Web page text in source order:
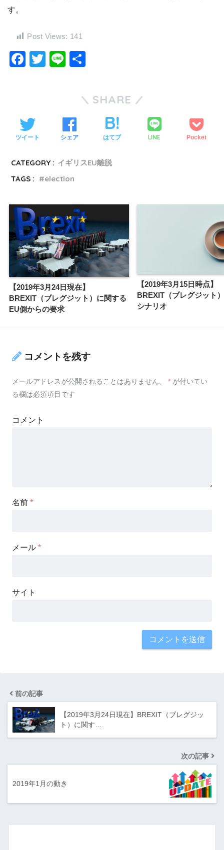
す。
Post Views: 141
F
b
o
k
T
Li
SHARE
ツイート シェア はてブ LINE Pocket
CATEGORY : イギリスEU離脱
TAGS :
election
【2019年3月24日現在】
BREXIT（ブレグジット）に関する
EU側からの要求
【2019年3月15日時点】
BREXIT（ブレグジット
シナリオ
コメントを残す
メールアドレスが公開されることはありません。 * が付いてい
る欄は必須項目です
コメント
名前 *
メール *
サイト
前の記事
【2019年3月24日現在】BREXIT（ブレグジッ
ト）に関す…
次の記事
2019年1月の動き